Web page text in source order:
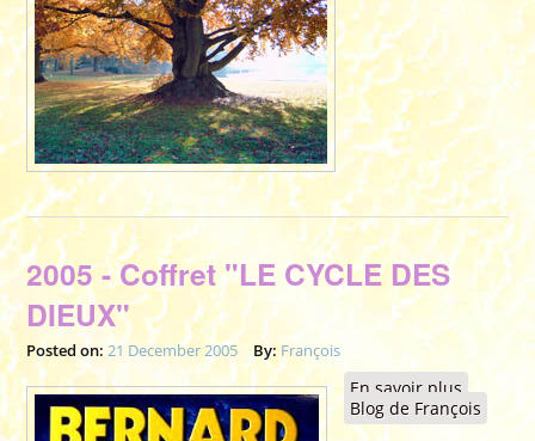
2005 - Coffret "LE CYCLE DES
DIEUX"
Posted on: 21 December 2005 By: François
En savoir plus à propos
de 2005
- Coffret
Blog de François